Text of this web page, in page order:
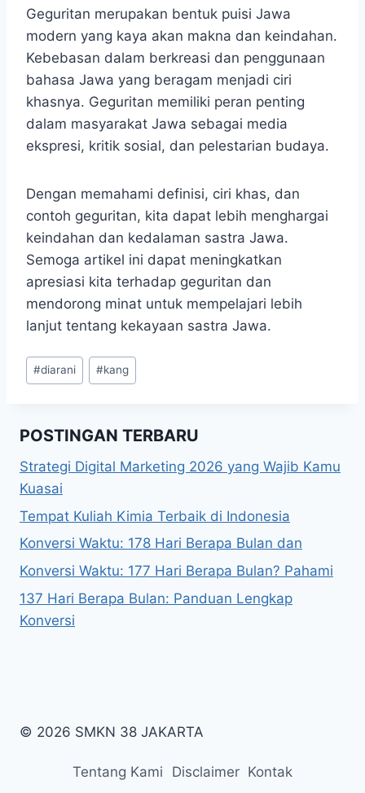
Geguritan merupakan bentuk puisi Jawa
modern yang kaya akan makna dan keindahan.
Kebebasan dalam berkreasi dan penggunaan
bahasa Jawa yang beragam menjadi ciri
khasnya. Geguritan memiliki peran penting
dalam masyarakat Jawa sebagai media
ekspresi, kritik sosial, dan pelestarian budaya.
Dengan memahami definisi, ciri khas, dan
contoh geguritan, kita dapat lebih menghargai
keindahan dan kedalaman sastra Jawa.
Semoga artikel ini dapat meningkatkan
apresiasi kita terhadap geguritan dan
mendorong minat untuk mempelajari lebih
lanjut tentang kekayaan sastra Jawa.
Post
Tags:
#diarani #kang
POSTINGAN TERBARU
Strategi Digital Marketing 2026 yang Wajib Kamu
Kuasai
Tempat Kuliah Kimia Terbaik di Indonesia
Konversi Waktu: 178 Hari Berapa Bulan dan
Konversi Waktu: 177 Hari Berapa Bulan? Pahami
137 Hari Berapa Bulan: Panduan Lengkap
Konversi
© 2026 SMKN 38 JAKARTA
Tentang Kami Disclaimer Kontak